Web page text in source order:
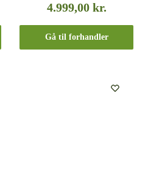
4.999,00 kr.
Gå til forhandler